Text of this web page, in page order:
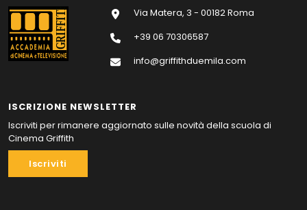
Via Matera, 3 - 00182 Roma
+39 06 70306587
info@griffithduemila.com
ISCRIZIONE NEWSLETTER
Iscriviti per rimanere aggiornato sulle novità della scuola di
Cinema Griffith
Iscriviti